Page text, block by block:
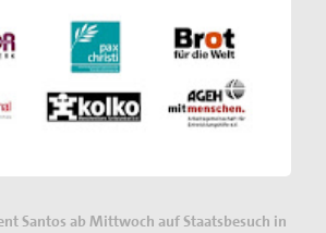
Santos ab Mittwoch auf Staatsbesuch in